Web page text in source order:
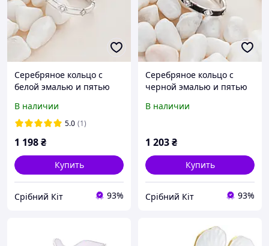
Серебряное кольцо с
белой эмалью и пятью
ромбах
В наличии
5.0 (1)
1 198₴
Купить
Срібний Кіт 93%
Серебряное кольцо с
черной эмалью и пятью
ромбах
В наличии
1 203₴
Купить
Срібний Кіт 93%